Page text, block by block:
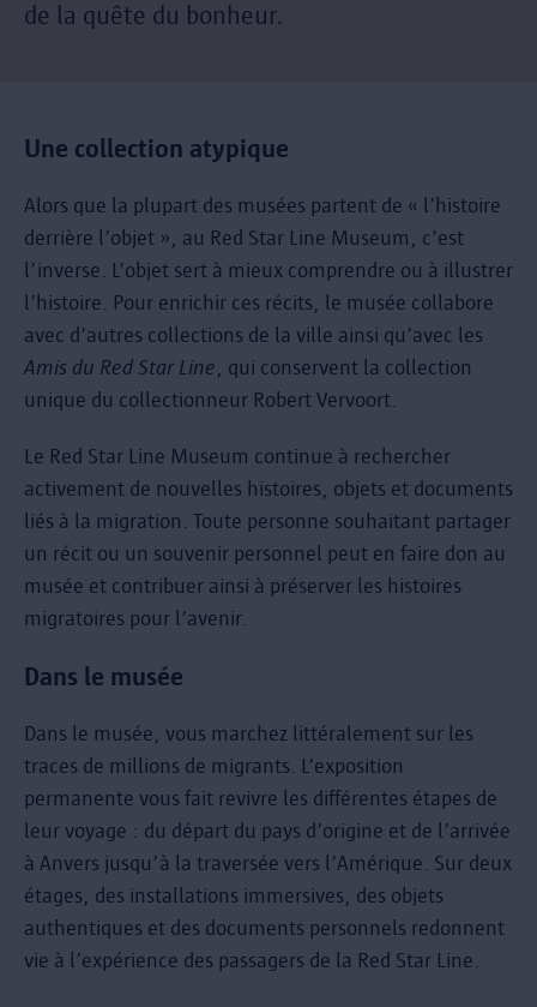
de la quête du bonheur.
Une collection atypique
Alors que la plupart des musées partent de « l’histoire
derrière l’objet », au Red Star Line Museum, c’est
l’inverse. L’objet sert à mieux comprendre ou à illustrer
l’histoire. Pour enrichir ces récits, le musée collabore
avec d’autres collections de la ville ainsi qu’avec les
Amis du Red Star Line, qui conservent la collection
unique du collectionneur Robert Vervoort.
Le Red Star Line Museum continue à rechercher
activement de nouvelles histoires, objets et documents
liés à la migration. Toute personne souhaitant partager
un récit ou un souvenir personnel peut en faire don au
musée et contribuer ainsi à préserver les histoires
migratoires pour l’avenir.
Dans le musée
Dans le musée, vous marchez littéralement sur les
traces de millions de migrants. L’exposition
permanente vous fait revivre les différentes étapes de
leur voyage : du départ du pays d’origine et de l’arrivée
à Anvers jusqu’à la traversée vers l’Amérique. Sur deux
étages, des installations immersives, des objets
authentiques et des documents personnels redonnent
vie à l’expérience des passagers de la Red Star Line.